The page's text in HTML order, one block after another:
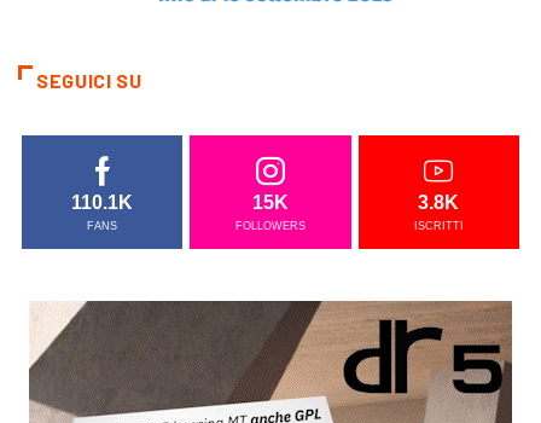
SEGUICI SU
110.1K
FANS
15K
FOLLOWERS
3.8K
ISCRITTI